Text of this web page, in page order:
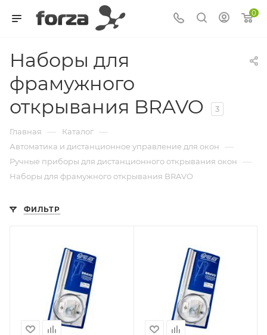
0
Наборы для
фрамужного
открывания BRAVO
3
Главная — Каталог —
Автоматика и дистанционное управление для окон —
Ручные приборы для дистанционного открывания окон —
Наборы для фрамужного открывания BRAVO
ФИЛЬТР